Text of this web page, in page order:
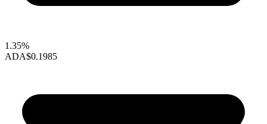
1.35%
ADA$0.1985